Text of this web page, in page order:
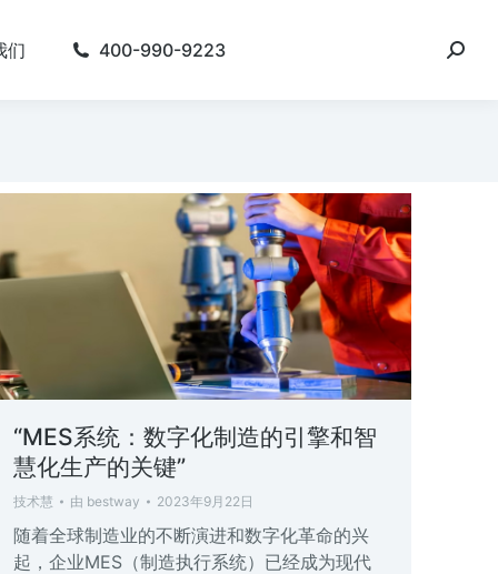
们 400-990-9223
“MES系统：数字化制造的引擎和智
慧化生产的关键”
技术慧 由 bestway 2023年9月22日
随着全球制造业的不断演进和数字化革命的兴
起，企业MES（制造执行系统）已经成为现代